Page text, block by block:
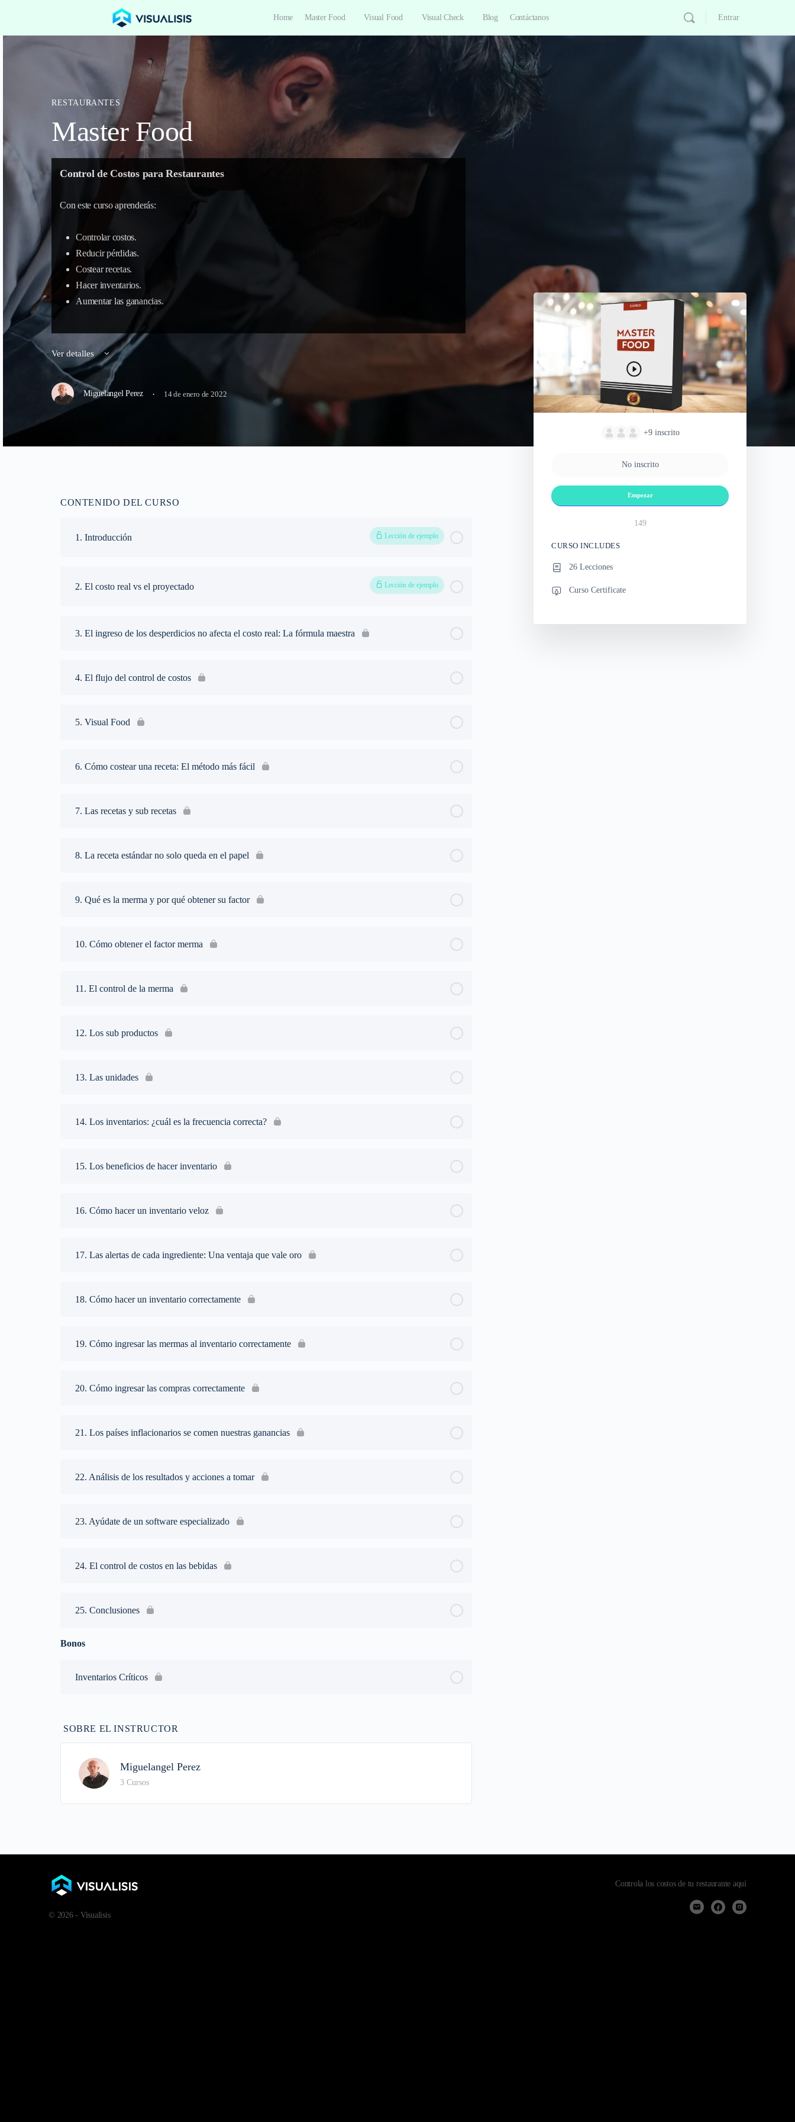
Home Master Food Visual Food Visual Check Blog Contáctanos Entrar
RESTAURANTES
Master Food
Control de Costos para Restaurantes
Con este curso aprenderás:
Controlar costos.
Reducir pérdidas.
Costear recetas.
Hacer inventarios.
Aumentar las ganancias.
Ver detalles
Miguelangel Perez · 14 de enero de 2022
CONTENIDO DEL CURSO
1. Introducción Lección de ejemplo
2. El costo real vs el proyectado Lección de ejemplo
3. El ingreso de los desperdicios no afecta el costo real: La fórmula maestra
4. El flujo del control de costos
5. Visual Food
6. Cómo costear una receta: El método más fácil
7. Las recetas y sub recetas
8. La receta estándar no solo queda en el papel
9. Qué es la merma y por qué obtener su factor
10. Cómo obtener el factor merma
11. El control de la merma
12. Los sub productos
13. Las unidades
14. Los inventarios: ¿cuál es la frecuencia correcta?
15. Los beneficios de hacer inventario
16. Cómo hacer un inventario veloz
17. Las alertas de cada ingrediente: Una ventaja que vale oro
18. Cómo hacer un inventario correctamente
19. Cómo ingresar las mermas al inventario correctamente
20. Cómo ingresar las compras correctamente
21. Los países inflacionarios se comen nuestras ganancias
22. Análisis de los resultados y acciones a tomar
23. Ayúdate de un software especializado
24. El control de costos en las bebidas
25. Conclusiones
Bonos
Inventarios Críticos
SOBRE EL INSTRUCTOR
Miguelangel Perez
3 Cursos
+9 inscrito
No inscrito
Empezar
149
CURSO INCLUDES
26 Lecciones
Curso Certificate
© 2026 - Visualisis
Controla los costos de tu restaurante aquí